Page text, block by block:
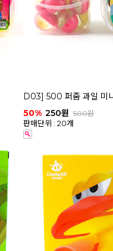
D03] 500 퍼줌 과일 미
50% 250원 500원
판매단위 : 20개